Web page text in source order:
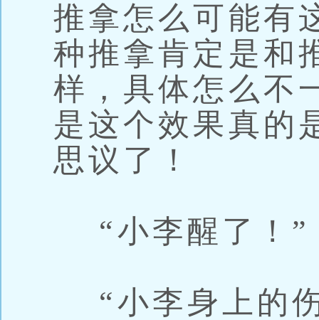
推拿怎么可能有
种推拿肯定是和
样，具体怎么不
是这个效果真的
思议了！
“小李醒了！”
“小李身上的